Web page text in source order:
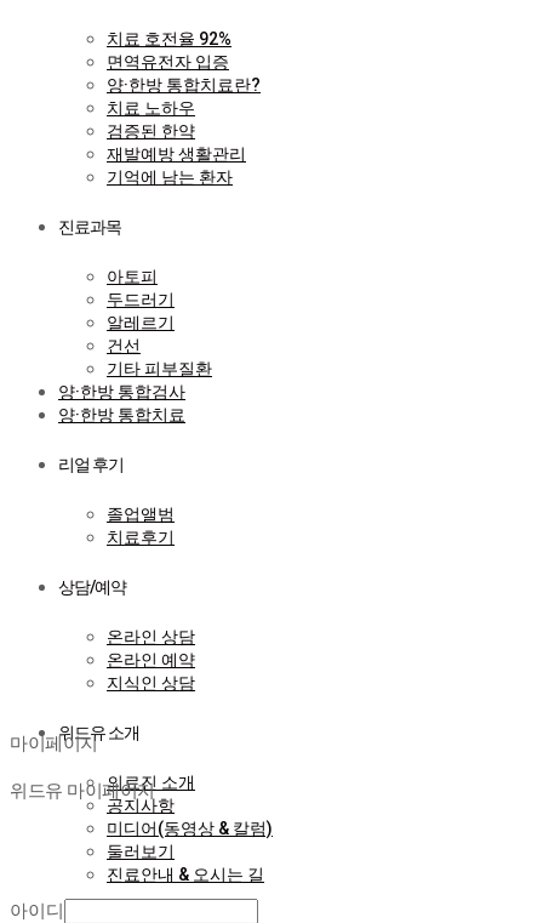
치료 호전율 92%
면역유전자 입증
양·한방 통합치료란?
치료 노하우
검증된 한약
재발예방 생활관리
기억에 남는 환자
진료과목
아토피
두드러기
알레르기
건선
기타 피부질환
양·한방 통합검사
양·한방 통합치료
리얼 후기
졸업앨범
치료후기
상담/예약
온라인 상담
온라인 예약
지식인 상담
위드유 소개
의료진 소개
공지사항
미디어(동영상 & 칼럼)
둘러보기
진료안내 & 오시는 길
마이페이지
마이페이지
위드유 마이페이지
아이디